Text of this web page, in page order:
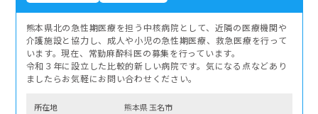
熊本県北の急性期医療を担う中核病院として、近隣の医療機関や
介護施設と協力し、成人や小児の急性期医療、救急医療を行って
います。現在、常勤麻酔科医の募集を行っています。
令和３年に設立した比較的新しい病院です。気になる点などあり
ましたらお気軽にお問い合わせください。
所在地 熊本県 玉名市